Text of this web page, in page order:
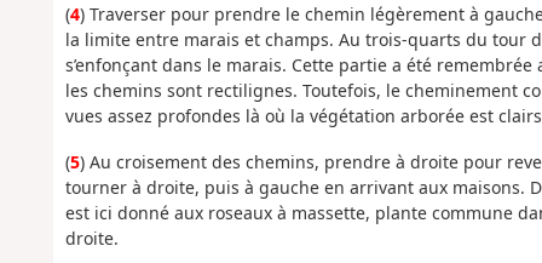
(4) Traverser pour prendre le chemin légèrement à
la limite entre marais et champs. Au trois-quarts du tour
s’enfonçant dans le marais. Cette partie a été
les chemins sont rectilignes. Toutefois, le cheminement
vues assez profondes là où la végétation arborée est
(5) Au croisement des chemins, prendre à droite pour
tourner à droite, puis à gauche en arrivant aux maisons.
est ici donné aux roseaux à massette, plante commune
droite.